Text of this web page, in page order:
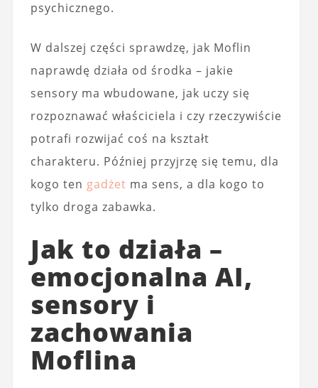
psychicznego.
W dalszej części sprawdzę, jak Moflin
naprawdę działa od środka – jakie
sensory ma wbudowane, jak uczy się
rozpoznawać właściciela i czy rzeczywiście
potrafi rozwijać coś na kształt
charakteru. Później przyjrzę się temu, dla
kogo ten gadżet ma sens, a dla kogo to
tylko droga zabawka.
Jak to działa –
emocjonalna AI,
sensory i
zachowania
Moflina